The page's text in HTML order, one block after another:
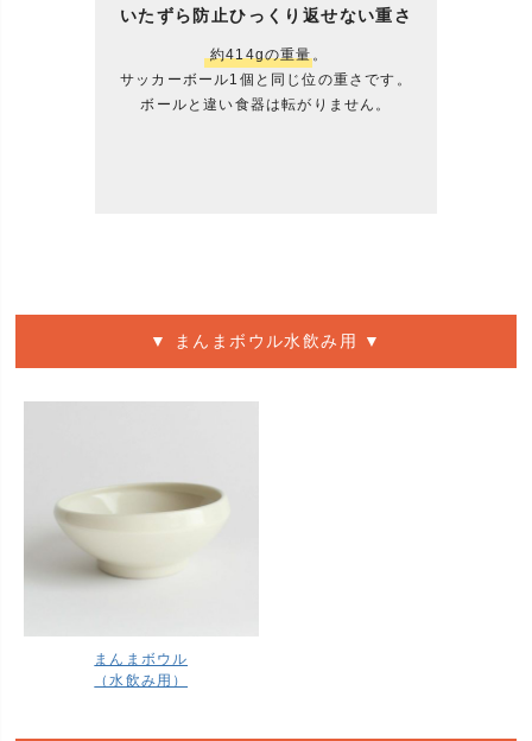
いたずら防止ひっくり返せない重さ
約414gの重量 。
サッカーボール1個と同じ位の重さです。
ボールと違い食器は転がりません。
▼ まんまボウル水飲み用 ▼
まんまボウル
（水飲み用）